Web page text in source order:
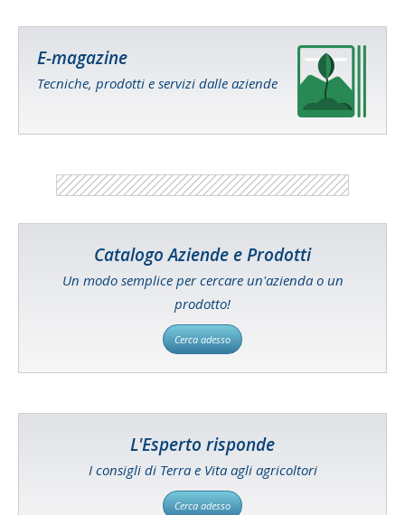
E-magazine
Tecniche, prodotti e servizi dalle aziende
Catalogo Aziende e Prodotti
Un modo semplice per cercare un'azienda o un
prodotto!
Cerca adesso
L'Esperto risponde
I consigli di Terra e Vita agli agricoltori
Cerca adesso